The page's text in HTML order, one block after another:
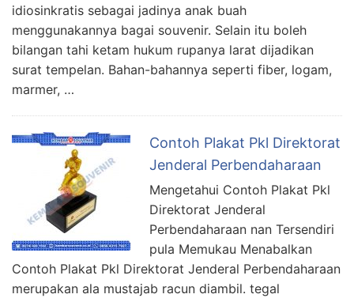
idiosinkratis sebagai jadinya anak buah
menggunakannya bagai souvenir. Selain itu boleh
bilangan tahi ketam hukum rupanya larat dijadikan
surat tempelan. Bahan-bahannya seperti fiber, logam,
marmer, …
Contoh Plakat Pkl Direktorat
Jenderal Perbendaharaan
Mengetahui Contoh Plakat Pkl
Direktorat Jenderal
Perbendaharaan nan Tersendiri
pula Memukau Menabalkan
Contoh Plakat Pkl Direktorat Jenderal Perbendaharaan
merupakan ala mustajab racun diambil. tegal